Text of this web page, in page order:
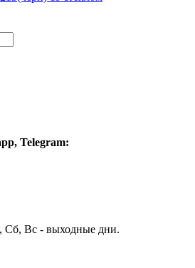
Telegram:
Сб, Вс - выходные дни.